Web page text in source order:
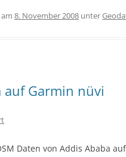
8. November 2008 unter
auf Garmin nüvi
Daten von Addis Ababa